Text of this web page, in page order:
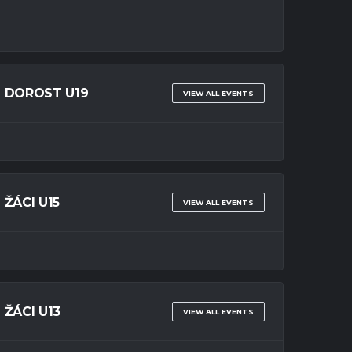
DOROST U19 VIEW ALL EVENTS
ŽÁCI U15 VIEW ALL EVENTS
ŽÁCI U13 VIEW ALL EVENTS